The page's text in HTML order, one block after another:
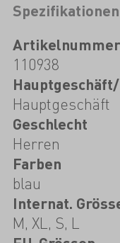
Spezifikationen
Artikelnummer
110938
Hauptgeschäft
Geschlecht
Herren
Farben
blau
Internat.
M, XL, S, L